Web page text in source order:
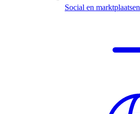
Social en marktplaatsen